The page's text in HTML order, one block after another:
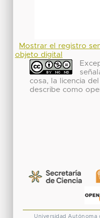
Mostrar el registro
objeto digital
cosa, la licencia
describe como
Universidad Autónoma